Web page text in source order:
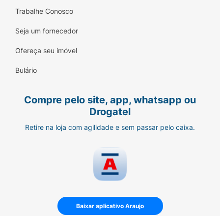
Trabalhe Conosco
Seja um fornecedor
Ofereça seu imóvel
Bulário
Compre pelo site, app, whatsapp ou
Drogatel
Retire na loja com agilidade e sem passar pelo caixa.
Baixar aplicativo Araujo